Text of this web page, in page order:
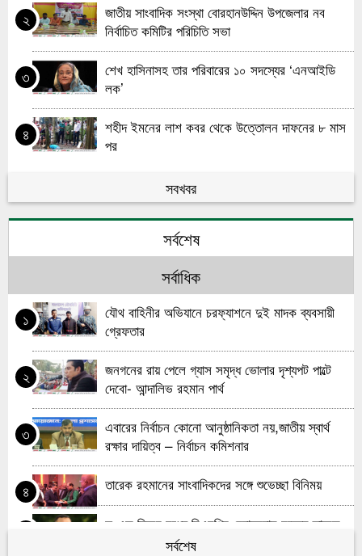
২
জাতীয় সাংবাদিক সংস্থা বোরহানউদ্দিন উপজেলার নব
নির্বাচিত কমিটির পরিচিতি সভা
৩
শেখ হাসিনাসহ তার পরিবারের ১০ সদস্যের ‘এনআইডি
লক’
৪
শহীদ ইমনের লাশ কবর থেকে উত্তোলন দাফনের ৮ মাস
পর
বিদ্যুৎস্পৃষ্টে লালমোহনে পরিচ্ছন্নতাকর্মীর মৃ*ত্যু
দৌলতখান সরকারি বালিকা উচ্চ বিদ্যালয়ে ৫৬তম বার্ষিক
ক্রীড়া প্রতিযোগিতা অনুষ্ঠিত
ভোলায় শিক্ষক সম্মেলন অনুষ্ঠিত শিক্ষক ফেডারেশনের
উদ্যোগে
লালন-সম্রাজ্ঞী ফরিদা পারভীন আইসিইউতে
৯ ভোলায় জামায়াতের সম্মেলনে আসার পথে কর্মীর মৃত্যু
১০ জেলা প্রশাসকের হস্তক্ষেপে টিকে গেলো একটি পরিবার
সবখবর
সর্বশেষ
সর্বাধিক
১
যৌথ বাহিনীর অভিযানে চরফ্যাশনে দুই মাদক ব্যবসায়ী
গ্রেফতার
২
জনগনের রায় পেলে গ্যাস সমৃদ্ধ ভোলার দৃশ্যপট পাল্টে
দেবো- আন্দালিভ রহমান পার্থ
৩
এবারের নির্বাচন কোনো আনুষ্ঠানিকতা নয়,জাতীয় স্বার্থ
রক্ষার দায়িত্ব – নির্বাচন কমিশনার
৪ তারেক রহমানের সাংবাদিকদের সঙ্গে শুভেচ্ছা বিনিময়
দু-এক দিনের মধ্যে বিএনপির চেয়ারম্যান হচ্ছেন তারেক
সর্বশেষ